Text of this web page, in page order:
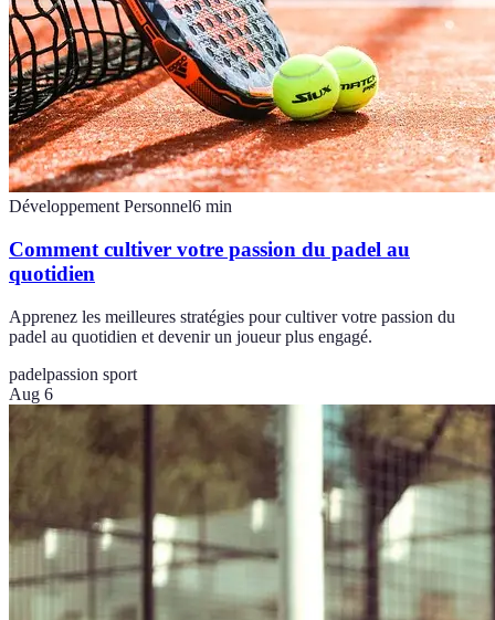
Développement Personnel6 min
Comment cultiver votre passion du padel au
quotidien
Apprenez les meilleures stratégies pour cultiver votre passion du
padel au quotidien et devenir un joueur plus engagé.
padelpassion sport
Aug 6